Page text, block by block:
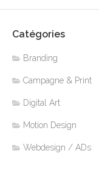
Catégories
Branding
Campagne & Print
Digital Art
Motion Design
Webdesign / ADs